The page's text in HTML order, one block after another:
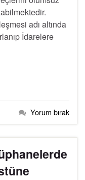
adı altında
İdarelere
Yorum bırak